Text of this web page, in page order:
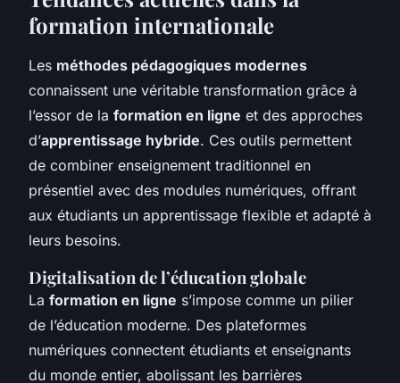
formation internationale
Les méthodes pédagogiques modernes
connaissent une véritable transformation grâce à
l’essor de la formation en ligne et des approches
d’apprentissage hybride. Ces outils permettent
de combiner enseignement traditionnel en
présentiel avec des modules numériques, offrant
aux étudiants un apprentissage flexible et adapté à
leurs besoins.
Digitalisation de l’éducation globale
La formation en ligne s’impose comme un pilier
de l’éducation moderne. Des plateformes
numériques connectent étudiants et enseignants
du monde entier, abolissant les barrières